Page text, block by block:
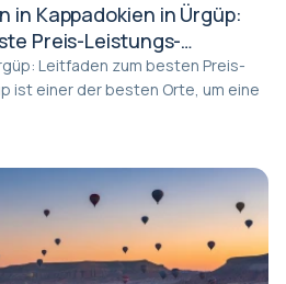
Kappadokien in Ürgüp:
Preis-Leistungs-
Leitfaden zum besten Preis-